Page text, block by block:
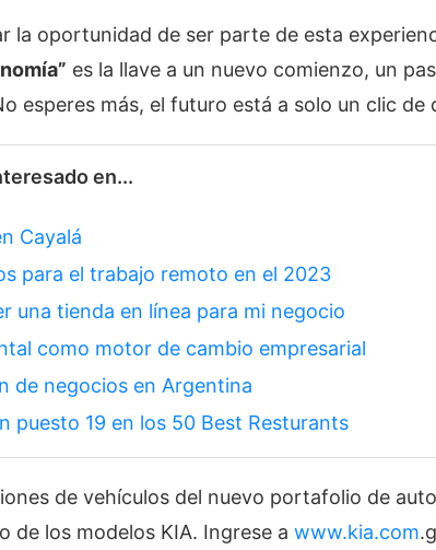
la oportunidad de ser parte de esta
es la llave a un nuevo comienzo, un
esperes más, el futuro está a solo un clic de
en...
Cayalá
para el trabajo remoto en el 2023
una tienda en línea para mi negocio
como motor de cambio empresarial
de negocios en Argentina
puesto 19 en los 50 Best Resturants
de vehículos del nuevo portafolio de
de los modelos KIA. Ingrese a www.kia.com